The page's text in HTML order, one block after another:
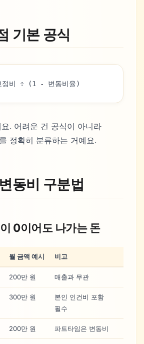
기본 공식
정비 ÷ (1 - 변동비율)
. 어려운 건 공식이 아니라
정확히 분류하는 거예요.
동비 구분법
0이어도 나가는 돈
월 금액 예시 비고
200만 원 매출과 무관
300만 원
본인 인건비 포함
필수
200만 원 파트타임은 변동비